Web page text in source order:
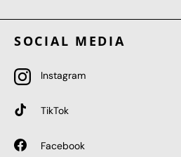
SOCIAL MEDIA
Instagram
TikTok
Facebook